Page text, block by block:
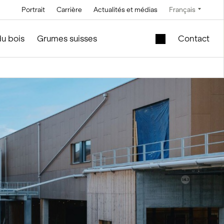
Portrait Carrière Actualités et médias Français
Service et entretien
En construction de silos et
d'installations
Technique
Technique à
Technique de
convoyage
Technique de
Technique de
mesure et pesage
Offres spéciales
Cuve de levage
mobile dans le
module en bois
Nouveau bâtiment
scolaire à vendre
Modules en bois
d’occasion – Bureau
et vente
bois Grumes suisses Contact